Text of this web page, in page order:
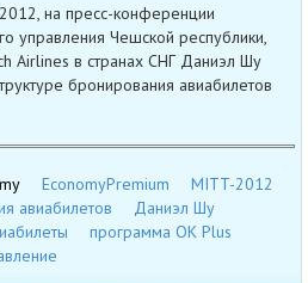
на пресс-конференции
управления Чешской республики,
Airlines в странах СНГ Даниэл Шу
бронирования авиабилетов
EconomyPremium
MITT-2012
авиабилетов
Даниэл Шу
программа OK Plus